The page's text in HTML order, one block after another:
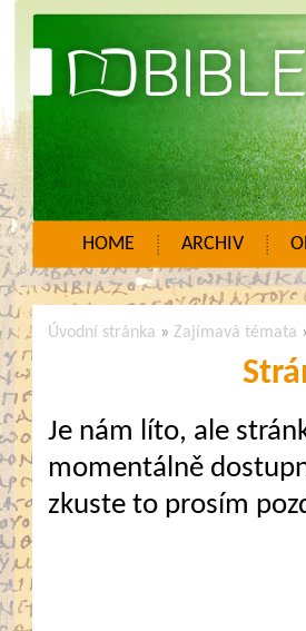
HOME ARCHIV
Úvodní stránka »Zajímavá témata
Je nám líto, ale
momentálně
zkuste to prosím